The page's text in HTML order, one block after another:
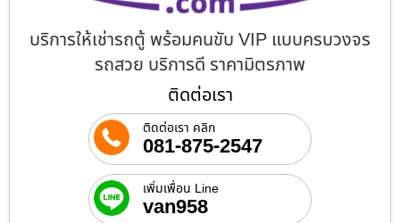
บริการให้เช่ารถตู้ พร้อมคนขับ VIP แบบครบวงจร
รถสวย บริการดี ราคามิตรภาพ
ติดต่อเรา
ติดต่อเรา คลิก
081-875-2547
เพิ่มเพื่อน Line
van958